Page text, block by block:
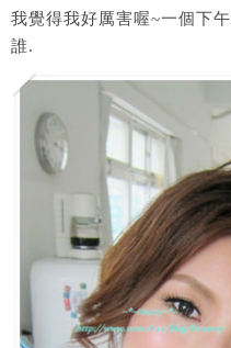
我覺得我好厲害喔~一個下
誰.